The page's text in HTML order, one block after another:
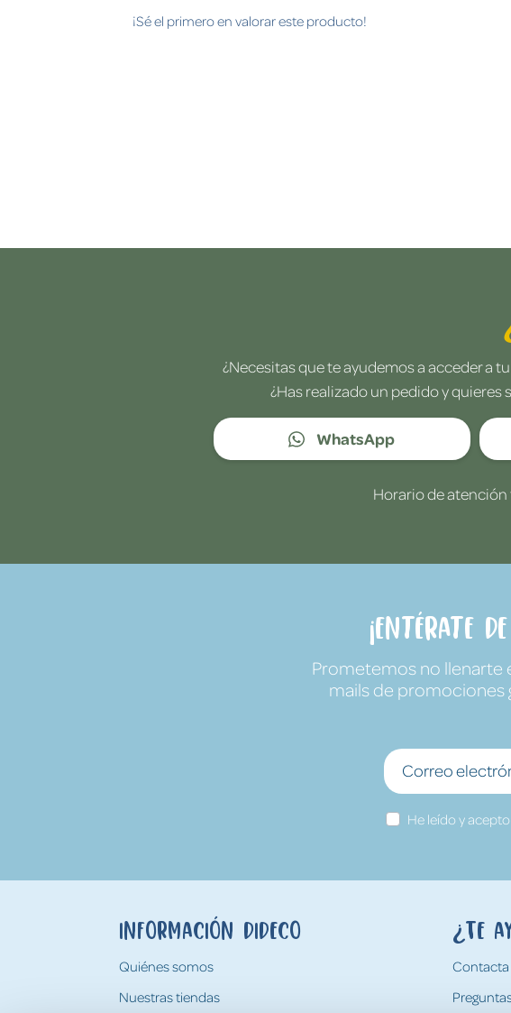
¡Sé el primero en valorar este producto!
¿Necesitas que te ayudemos a acceder a
¿Has realizado un pedido y
WhatsApp
Horario de atención
¡Entérate
Prometemos no llenarte
mails de promociones
He leído y
Información Dideco
Quiénes somos
Nuestras tiendas
¿Te